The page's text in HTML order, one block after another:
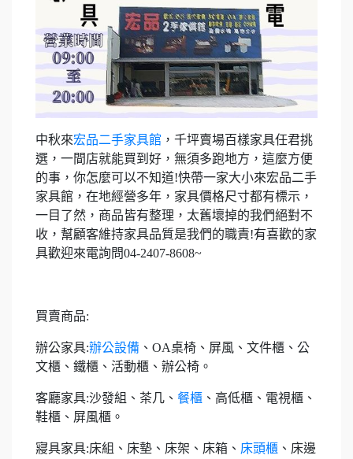
中秋來宏品二手家具館 ，千坪賣場百樣家具任君挑
選，一間店就能買到好，無須多跑地方，這麼方便
的事，你怎麼可以不知道!快帶一家大小來宏品二手
家具館，在地經營多年，家具價格尺寸都有標示，
一目了然，商品皆有整理，太舊壞掉的我們絕對不
收，幫顧客維持家具品質是我們的職責!有喜歡的家
具歡迎來電詢問04-2407-8608~
買賣商品:
辦公家具:辦公設備 、OA桌椅、屏風、文件櫃、公
文櫃、鐵櫃、活動櫃、辦公椅。
客廳家具:沙發組、茶几、 餐櫃 、高低櫃、電視櫃、
鞋櫃、屏風櫃。
寢具家具:床組、床墊、床架、床箱、 床頭櫃 、床邊